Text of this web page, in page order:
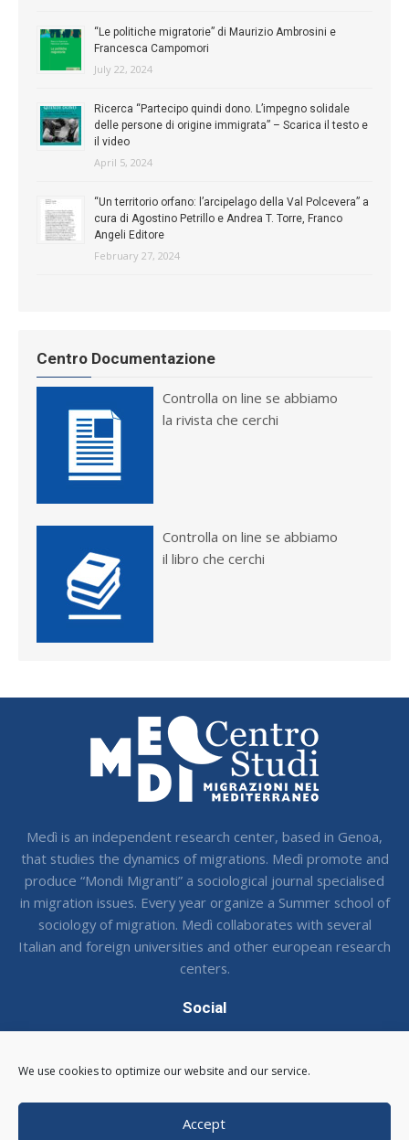
We use cookies to optimize our website and our service.
Accept
“Le politiche migratorie” di Maurizio Ambrosini e
Francesca Campomori
July 22, 2024
Ricerca “Partecipo quindi dono. L’impegno solidale
delle persone di origine immigrata” – Scarica il testo e
il video
April 5, 2024
“Un territorio orfano: l’arcipelago della Val Polcevera” a
cura di Agostino Petrillo e Andrea T. Torre, Franco
Angeli Editore
February 27, 2024
Centro Documentazione
Controlla on line se abbiamo
la rivista che cerchi
Controlla on line se abbiamo
il libro che cerchi
Medì is an independent research center, based in Genoa,
that studies the dynamics of migrations. Medì promote and
produce “Mondi Migranti” a sociological journal specialised
in migration issues. Every year organize a Summer school of
sociology of migration. Medì collaborates with several
Italian and foreign universities and other european research
centers.
Social